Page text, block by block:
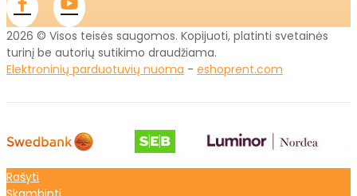
2026 © Visos teisės saugomos. Kopijuoti, platinti svetainės
turinį be autorių sutikimo draudžiama.
Elektroninių parduotuvių nuoma - eshoprent.com
Rašyti